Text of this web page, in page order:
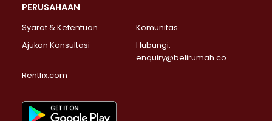
PERUSAHAAN
Syarat & Ketentuan
Komunitas
Ajukan Konsultasi
Hubungi:
enquiry@belirumah.co
Rentfix.com